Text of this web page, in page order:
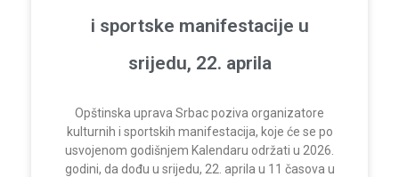
i sportske manifestacije u
srijedu, 22. aprila
Opštinska uprava Srbac poziva organizatore
kulturnih i sportskih manifestacija, koje će se po
usvojenom godišnjem Kalendaru održati u 2026.
godini, da dođu u srijedu, 22. aprila u 11 časova u